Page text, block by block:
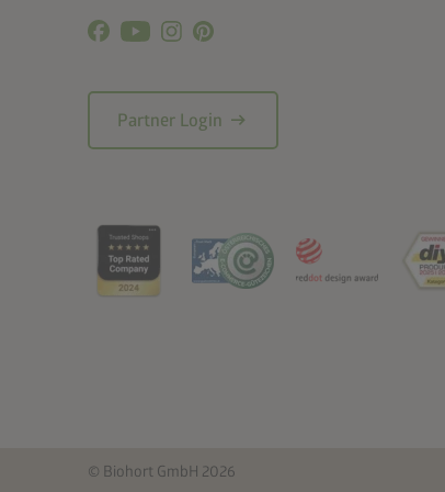
Partner Login arrow_right_alt
© Biohort GmbH 2026